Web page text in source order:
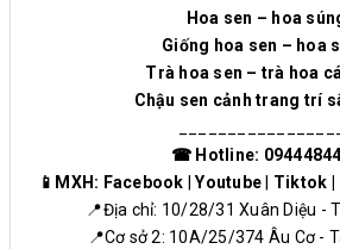
Hoa sen – hoa
Giống hoa sen – hoa
Trà hoa sen – trà hoa
Chậu sen cảnh trang trí
☎ Hotline:
📱MXH: Facebook |Youtube Tiktok
📍Địa chỉ: 10/28/31 Xuân Diệu -
📍Cơ sở 2: 10A/25/374 Âu Cơ -